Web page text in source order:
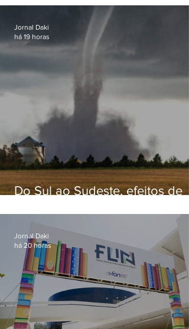
Do Sul ao Sudeste, efeitos de
apreensão na população
Jornal Daki
há 19 horas
Jornal Daki
há 20 horas